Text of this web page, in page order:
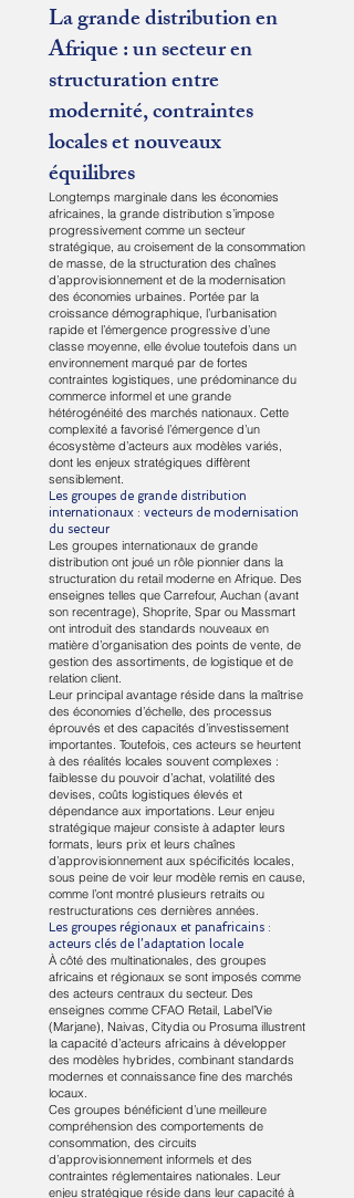
La grande distribution en
Afrique : un secteur en
structuration entre
modernité, contraintes
locales et nouveaux
équilibres
Longtemps marginale dans les économies
africaines, la grande distribution s’impose
progressivement comme un secteur
stratégique, au croisement de la consommation
de masse, de la structuration des chaînes
d’approvisionnement et de la modernisation
des économies urbaines. Portée par la
croissance démographique, l’urbanisation
rapide et l’émergence progressive d’une
classe moyenne, elle évolue toutefois dans un
environnement marqué par de fortes
contraintes logistiques, une prédominance du
commerce informel et une grande
hétérogénéité des marchés nationaux. Cette
complexité a favorisé l’émergence d’un
écosystème d’acteurs aux modèles variés,
dont les enjeux stratégiques diffèrent
sensiblement.
Les groupes de grande distribution
internationaux : vecteurs de modernisation
du secteur
Les groupes internationaux de grande
distribution ont joué un rôle pionnier dans la
structuration du retail moderne en Afrique. Des
enseignes telles que Carrefour, Auchan (avant
son recentrage), Shoprite, Spar ou Massmart
ont introduit des standards nouveaux en
matière d’organisation des points de vente, de
gestion des assortiments, de logistique et de
relation client.
Leur principal avantage réside dans la maîtrise
des économies d’échelle, des processus
éprouvés et des capacités d’investissement
importantes. Toutefois, ces acteurs se heurtent
à des réalités locales souvent complexes :
faiblesse du pouvoir d’achat, volatilité des
devises, coûts logistiques élevés et
dépendance aux importations. Leur enjeu
stratégique majeur consiste à adapter leurs
formats, leurs prix et leurs chaînes
d’approvisionnement aux spécificités locales,
sous peine de voir leur modèle remis en cause,
comme l’ont montré plusieurs retraits ou
restructurations ces dernières années.
Les groupes régionaux et panafricains :
acteurs clés de l’adaptation locale
À côté des multinationales, des groupes
africains et régionaux se sont imposés comme
des acteurs centraux du secteur. Des
enseignes comme CFAO Retail, Label’Vie
(Marjane), Naivas, Citydia ou Prosuma illustrent
la capacité d’acteurs africains à développer
des modèles hybrides, combinant standards
modernes et connaissance fine des marchés
locaux.
Ces groupes bénéficient d’une meilleure
compréhension des comportements de
consommation, des circuits
d’approvisionnement informels et des
contraintes réglementaires nationales. Leur
enjeu stratégique réside dans leur capacité à